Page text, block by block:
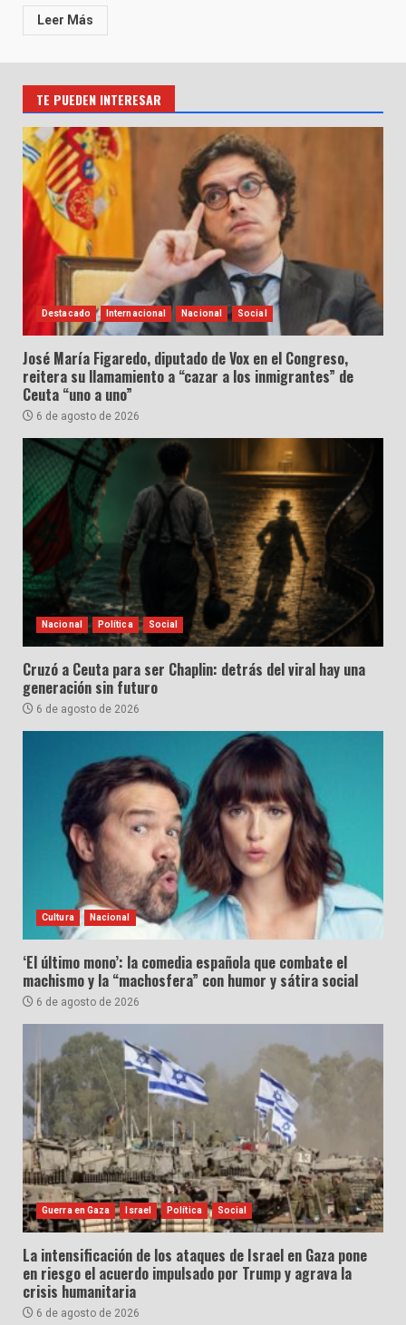
Leer Más
TE PUEDEN INTERESAR
Destacado Internacional Nacional Social
José María Figaredo, diputado de Vox en el Congreso,
reitera su llamamiento a “cazar a los inmigrantes” de
Ceuta “uno a uno”
6 de agosto de 2026
Nacional Política Social
Cruzó a Ceuta para ser Chaplin: detrás del viral hay una
generación sin futuro
6 de agosto de 2026
Cultura Nacional
‘El último mono’: la comedia española que combate el
machismo y la “machosfera” con humor y sátira social
6 de agosto de 2026
Guerra en Gaza Israel Política Social
La intensificación de los ataques de Israel en Gaza pone
en riesgo el acuerdo impulsado por Trump y agrava la
crisis humanitaria
6 de agosto de 2026